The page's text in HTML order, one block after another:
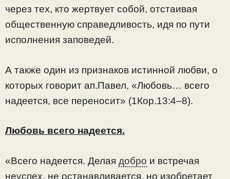
через тех, кто жертвует собой, отстаивая
общественную справедливость, идя по пути
исполнения заповедей.
А также один из признаков истинной любви, о
которых говорит ап.Павел, «Любовь… всего
надеется, все переносит» (1Кор.13:4–8).
Любовь всего надеется.
«Всего надеется. Делая добро и встречая
неуспех, не останавливается, но изобретает